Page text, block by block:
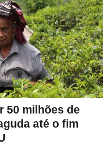
50 milhões de
até o fim